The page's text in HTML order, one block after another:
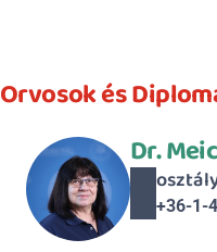
Orvosok és
Dr.
+36-1-